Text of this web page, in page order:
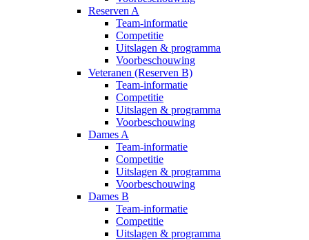
Reserven A
Team-informatie
Competitie
Uitslagen & programma
Voorbeschouwing
Veteranen (Reserven B)
Team-informatie
Competitie
Uitslagen & programma
Voorbeschouwing
Dames A
Team-informatie
Competitie
Uitslagen & programma
Voorbeschouwing
Dames B
Team-informatie
Competitie
Uitslagen & programma